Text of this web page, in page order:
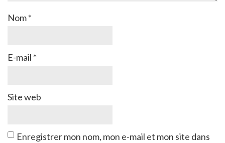
Nom*
E-mail *
Site web
Enregistrer mon nom, mon e-mail et mon site dans